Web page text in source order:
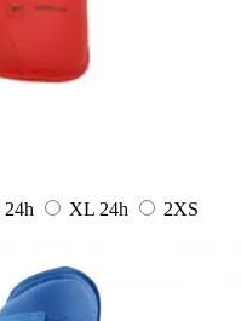
24h XL 24h
2XS